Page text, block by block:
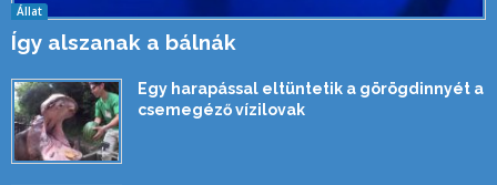
Állat
Így alszanak a bálnák
Egy harapással eltüntetik a görögdinnyét a
csemegéző vízilovak